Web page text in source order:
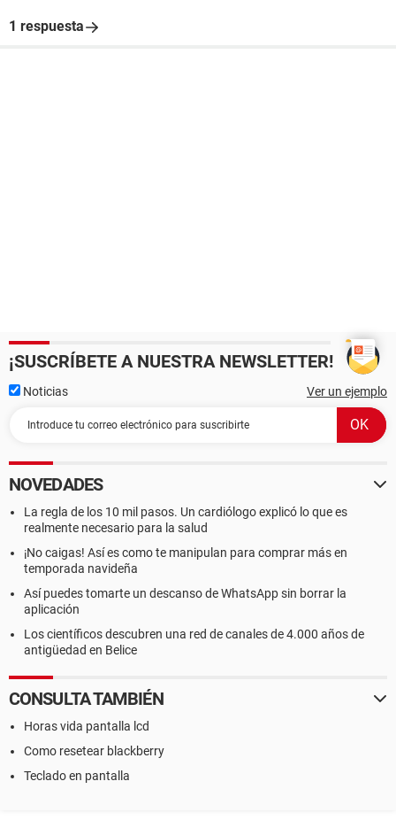
1 respuesta
¡SUSCRÍBETE A NUESTRA NEWSLETTER!
Noticias Ver un ejemplo
NOVEDADES
La regla de los 10 mil pasos. Un cardiólogo explicó lo que es
realmente necesario para la salud
¡No caigas! Así es como te manipulan para comprar más en
temporada navideña
Así puedes tomarte un descanso de WhatsApp sin borrar la
aplicación
Los científicos descubren una red de canales de 4.000 años de
antigüedad en Belice
CONSULTA TAMBIÉN
Horas vida pantalla lcd
Como resetear blackberry
Teclado en pantalla